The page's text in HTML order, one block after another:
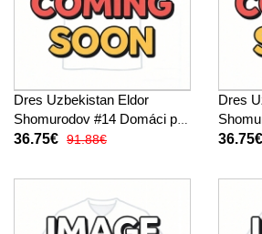
Dres Uzbekistan Eldor
Shomurodov #14 Domáci pre
deti MS 2026 Krátky Rukáv
36.75€ 91.88€
Dres
deti
36.75€